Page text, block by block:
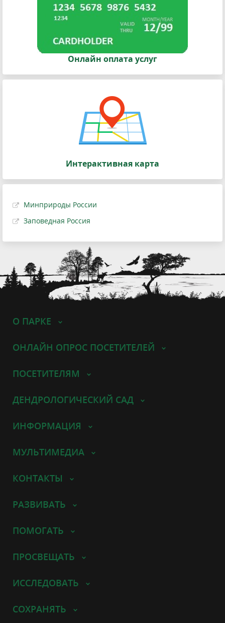
Онлайн оплата услуг
Интерактивная карта
Минприроды России
Заповедная Россия
О ПАРКЕ
ОНЛАЙН ОПРОС ПОСЕТИТЕЛЕЙ
ПОСЕТИТЕЛЯМ
ДЕНДРОЛОГИЧЕСКИЙ САД
ИНФОРМАЦИЯ
МУЛЬТИМЕДИА
КОНТАКТЫ
РАЗВИВАТЬ
ПОМОГАТЬ
ПРОСВЕЩАТЬ
ИССЛЕДОВАТЬ
СОХРАНЯТЬ